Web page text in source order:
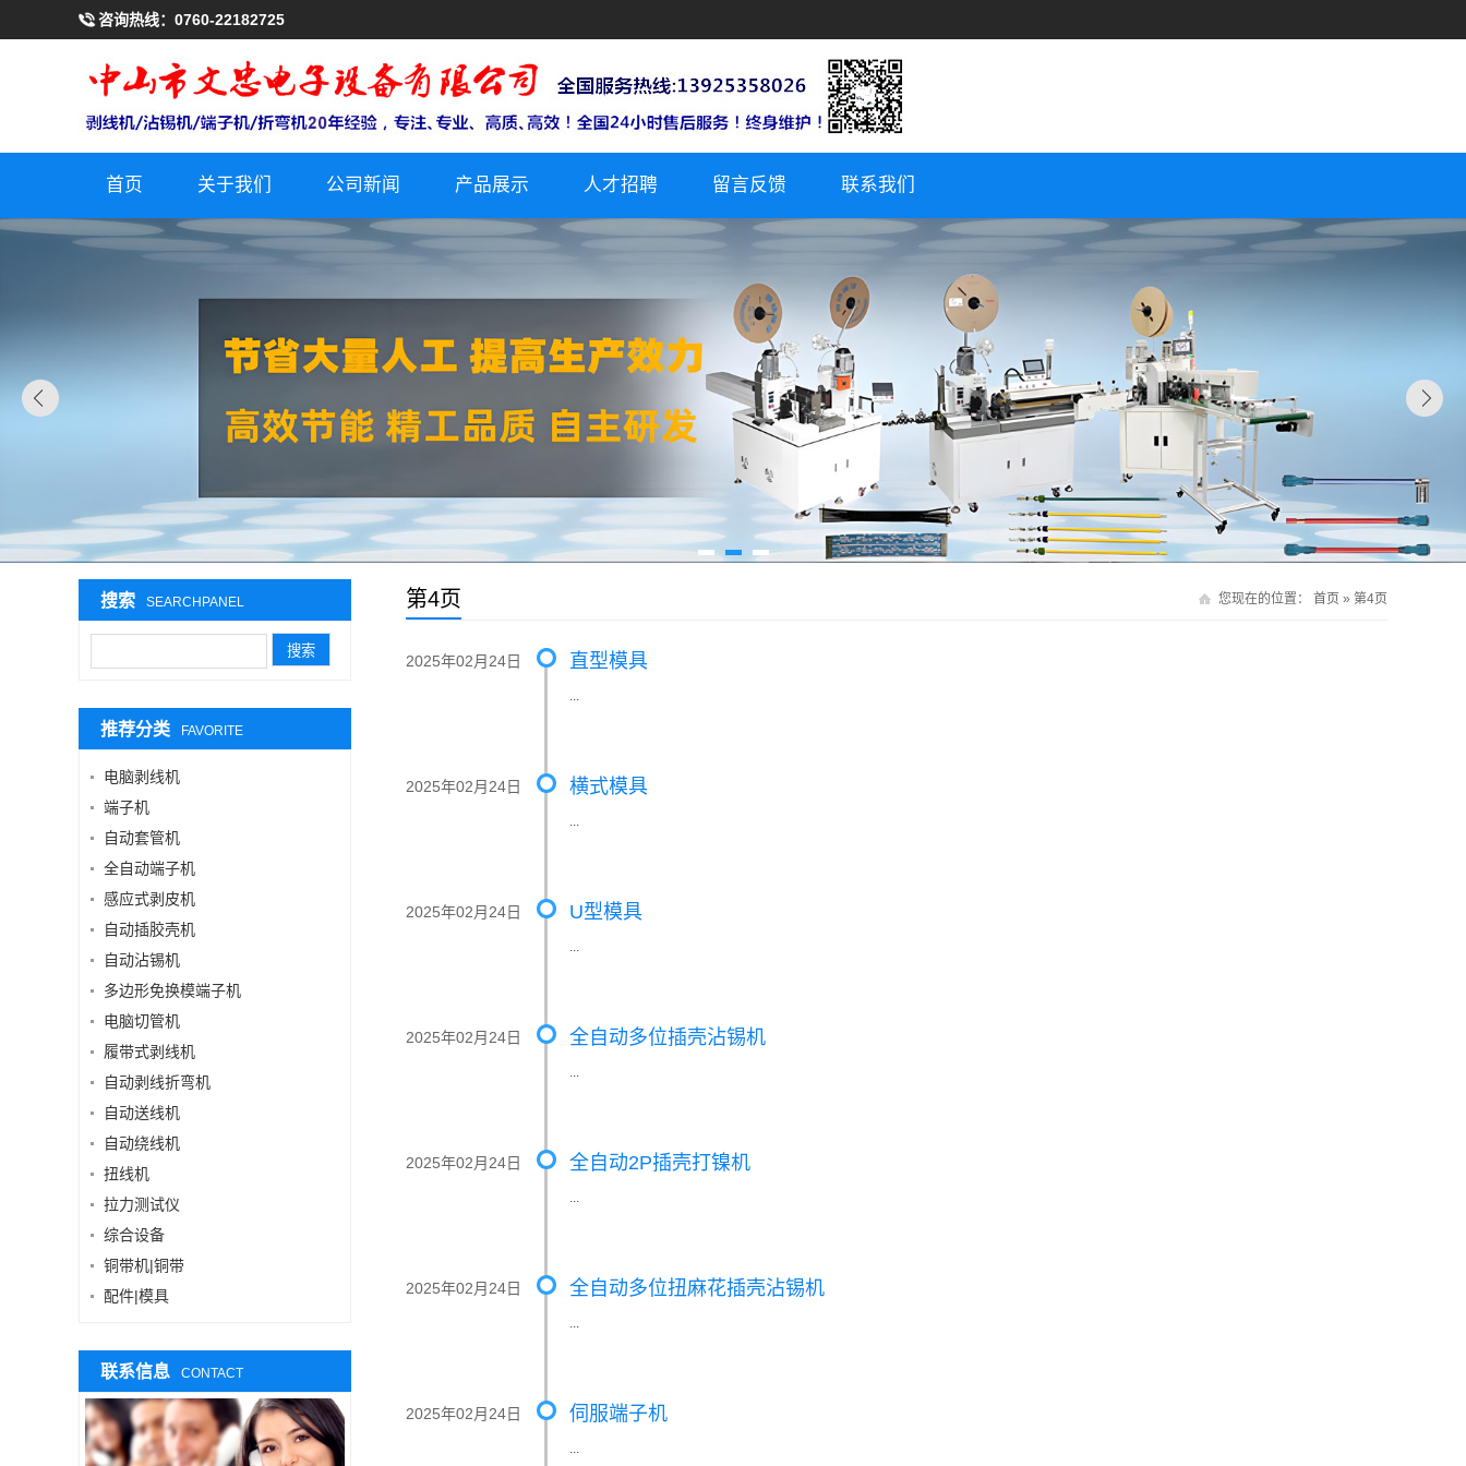
咨询热线： 0760-22182725
首页 关于我们 公司新闻 产品展示 人才招聘 留言反馈 联系我们
您现在的位置： 首页 » 第4页
第4页
2025年02月24日 直型模具
2025年02月24日 横式模具
2025年02月24日 U型模具
2025年02月24日 全自动多位插壳沾锡机
2025年02月24日 全自动2P插壳打镍机
2025年02月24日 全自动多位扭麻花插壳沾锡机
2025年02月24日 伺服端子机
搜索 SEARCHPANEL
推荐分类 FAVORITE
电脑剥线机
端子机
自动套管机
全自动端子机
感应式剥皮机
自动插胶壳机
自动沾锡机
多边形免换模端子机
电脑切管机
履带式剥线机
自动剥线折弯机
自动送线机
自动绕线机
扭线机
拉力测试仪
综合设备
铜带机|铜带
配件|模具
联系信息 CONTACT